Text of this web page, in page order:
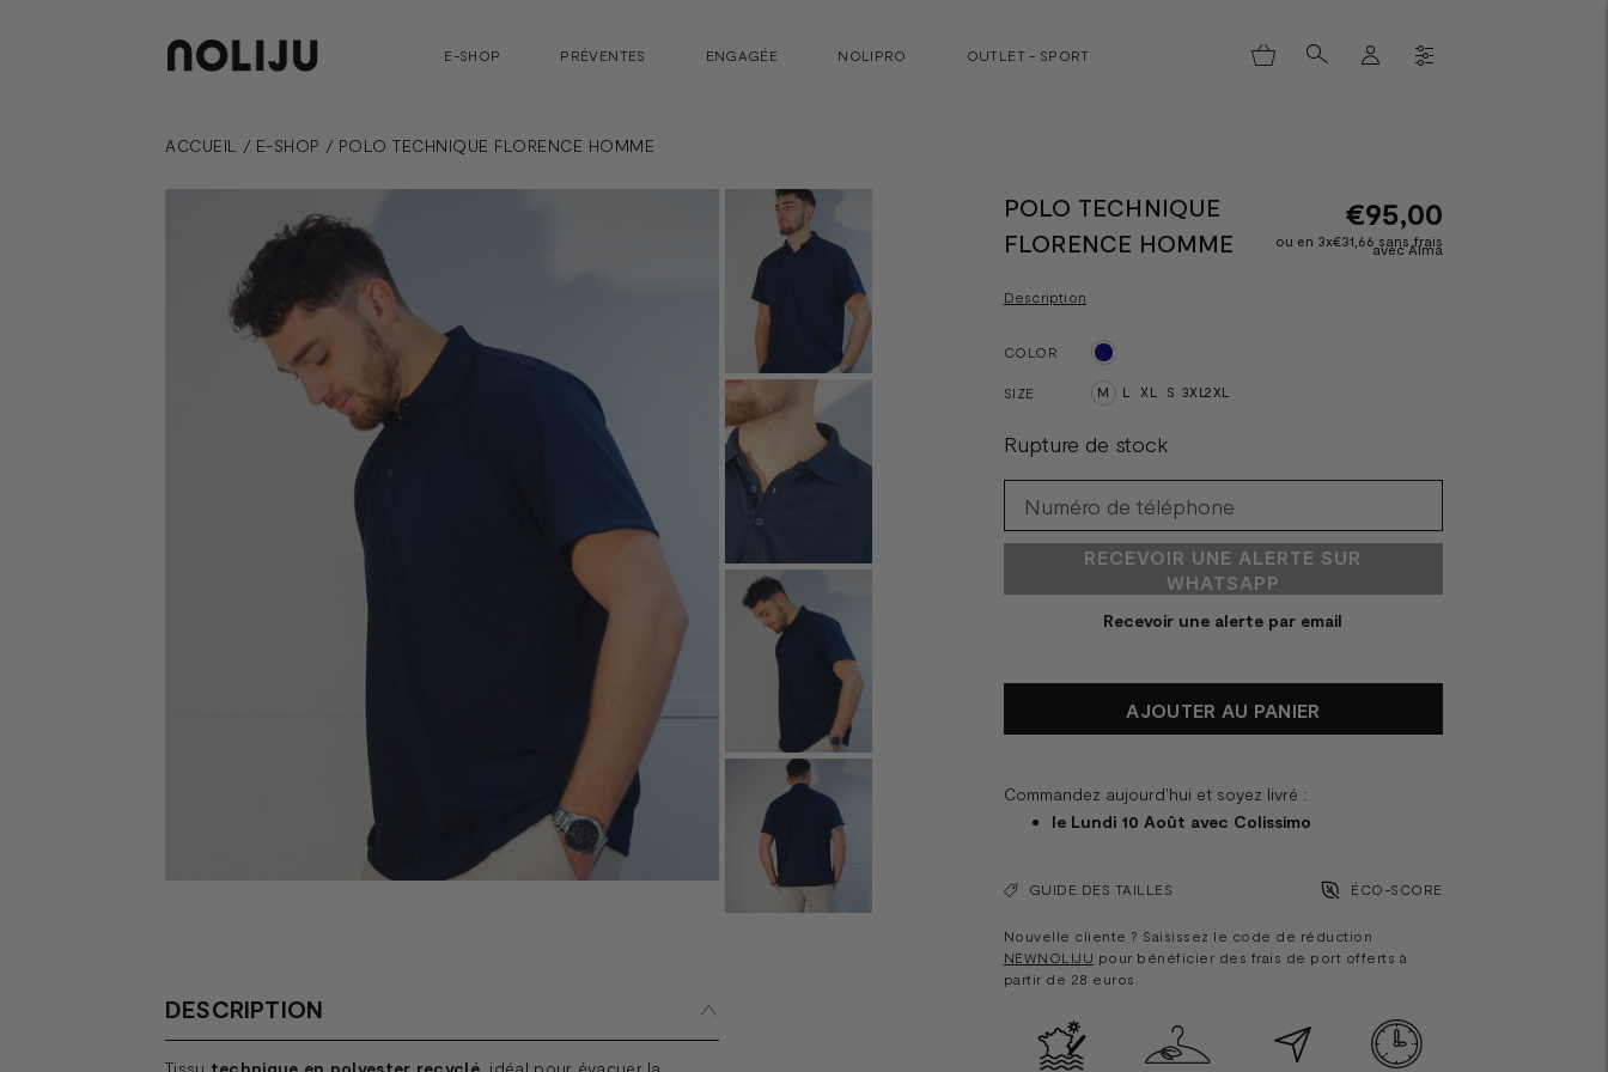
E-SHOP PRÉVENTES ENGAGÉE NOLIPRO OUTLET - SPORT
ACCUEIL / E-SHOP / POLO TECHNIQUE FLORENCE HOMME
DESCRIPTION
Tissu technique en polyester recyclé, idéal pour évacuer la
POLO TECHNIQUE
FLORENCE HOMME
€95,00
ou en 3x€31,66 sans frais
avec Alma
Description
COLOR
SIZE M L XL S 3XL2XL
Rupture de stock
RECEVOIR UNE ALERTE SUR
WHATSAPP
Recevoir une alerte par email
AJOUTER AU PANIER
Commandez aujourd'hui et soyez livré :
le Lundi 10 Août avec Colissimo
GUIDE DES TAILLES ÉCO-SCORE
Nouvelle cliente ? Saisissez le code de réduction
NEWNOLIJU pour bénéficier des frais de port offerts à
partir de 28 euros.